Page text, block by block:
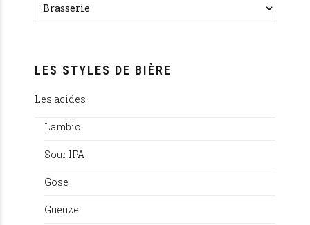
LES STYLES DE BIÈRE
Les acides
Lambic
Sour IPA
Gose
Gueuze